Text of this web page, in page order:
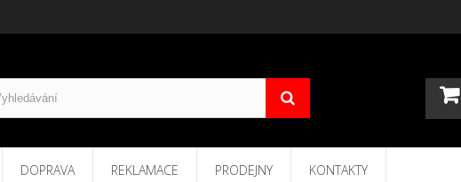
DOPRAVA REKLAMACE PRODEJNY KONTAKTY